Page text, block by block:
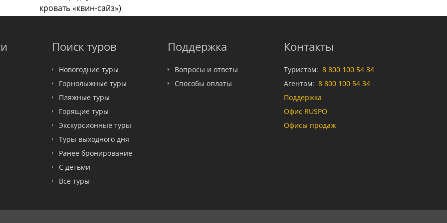
кровать «квин-сайз»)
Поиск туров
Новогодние туры
Горнолыжные туры
Пляжные туры
Горящие туры
Экскурсионные туры
Туры выходного дня
Ранее бронирование
С детьми
Все туры
Поддержка
Вопросы и ответы
Способы оплаты
Контакты
Туристам: 8 800 100 54 34
Агентам: 8 800 100 54 34
Поддержка
Офис RUSPO
Офисы продаж